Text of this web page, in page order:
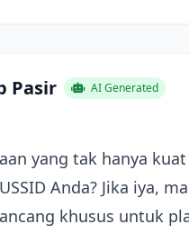
Pasir AI Generated
yang tak hanya
Anda? Jika iya,
khusus untuk